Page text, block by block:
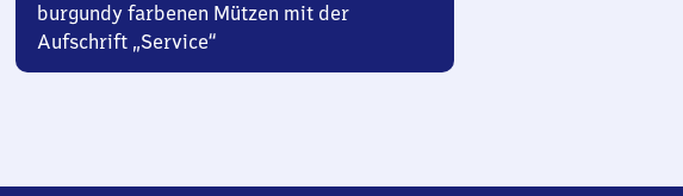
burgundy farbenen Mützen mit der
Aufschrift „Service“